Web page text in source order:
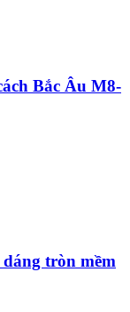
Bắc Âu M8-
tròn mềm